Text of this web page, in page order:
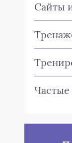
Сайты